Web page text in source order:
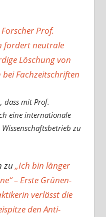
Prof.
fordert neutrale
Löschung von
Fachzeitschriften
dass mit Prof.
eine internationale
zu
zu„Ich bin länger
– Erste Grünen-
verlässt die
den Anti-